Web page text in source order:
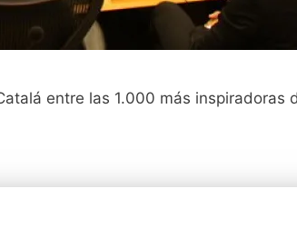
entre las 1.000 más